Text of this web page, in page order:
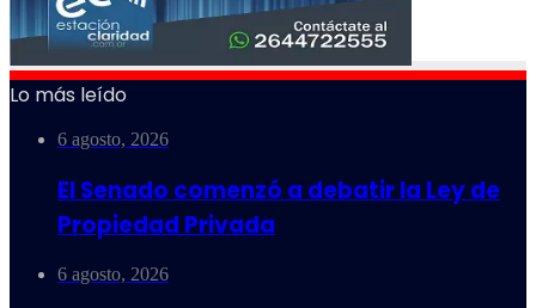
Lo más leído
6 agosto, 2026
El Senado comenzó a debatir la Ley de
Propiedad Privada
6 agosto, 2026